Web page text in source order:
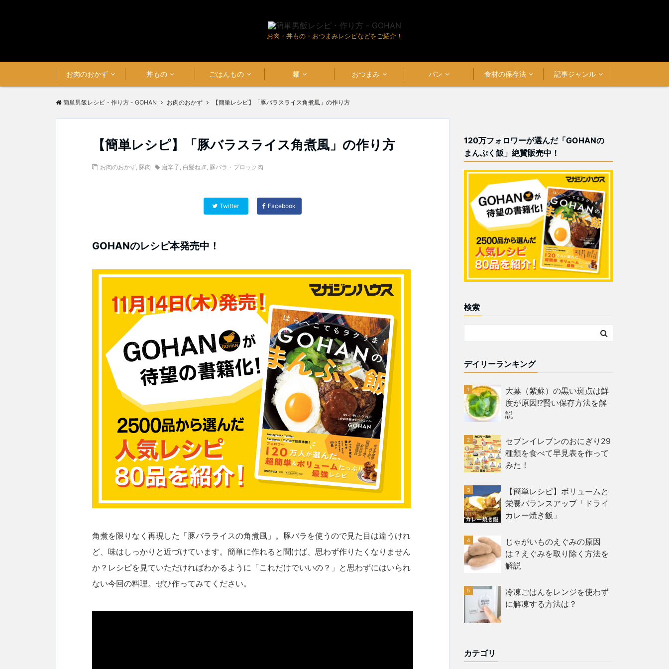
お肉・丼もの・おつまみレシピなどをご紹介！
お肉のおかず 丼もの ごはんもの 麺 おつまみ パン 食材の保存法 記事ジャンル
簡単男飯レシピ・作り方 - GOHAN お肉のおかず 【簡単レシピ】「豚バラスライス角煮風」の作り方
【簡単レシピ】「豚バラスライス角煮風」の作り方
お肉のおかず, 豚肉 唐辛子, 白髪ねぎ, 豚バラ・ブロック肉
Twitter Facebook
GOHANのレシピ本発売中！
角煮を限りなく再現した「豚バラライスの角煮風」。豚バラを使うので見た目は違うけれ
ど、味はしっかりと近づけています。簡単に作れると聞けば、思わず作りたくなりません
か？レシピを見ていただければわかるように「これだけでいいの？」と思わずにはいられ
ない今回の料理。ぜひ作ってみてください。
120万フォロワーが選んだ「GOHANの
まんぷく飯」絶賛販売中！
検索
デイリーランキング
大葉（紫蘇）の黒い斑点は鮮
度が原因!?賢い保存方法を解
説
セブンイレブンのおにぎり29
種類を食べて早見表を作って
みた！
【簡単レシピ】ボリュームと
栄養バランスアップ「ドライ
カレー焼き飯」
じゃがいものえぐみの原因
は？えぐみを取り除く方法を
解説
冷凍ごはんをレンジを使わず
に解凍する方法は？
カテゴリ